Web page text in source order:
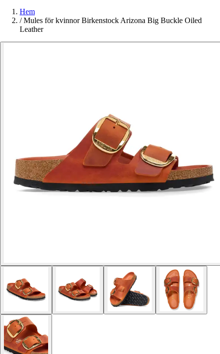
Hem
/ Mules för kvinnor Birkenstock Arizona Big Buckle Oiled
Leather